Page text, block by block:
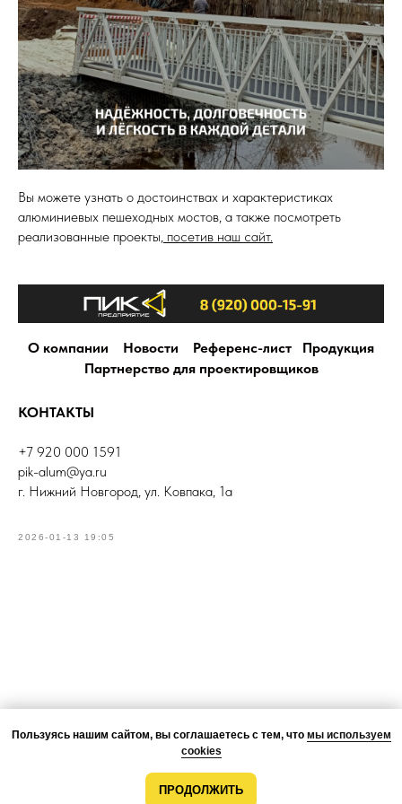
Вы можете узнать о достоинствах и характеристиках
алюминиевых пешеходных мостов, а также посмотреть
реализованные проекты, посетив наш сайт.
О компании Новости Референс-лист
Продукция
Партнерство для проектировщиков
КОНТАКТЫ
+7 920 000 1591
pik-alum@ya.ru
г. Нижний Новгород, ул. Ковпака, 1а
2026-01-13 19:05
Пользуясь нашим сайтом, вы соглашаетесь с тем, что мы используем
cookies
ПРОДОЛЖИТЬ